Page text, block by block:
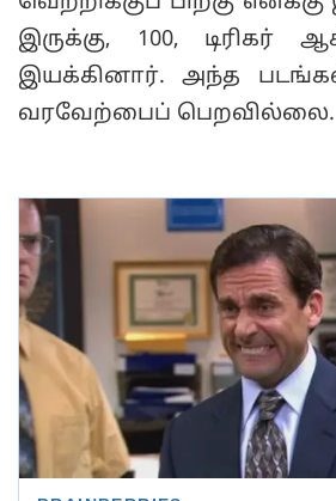
இருக்கு, 100, டிரிகர்
இயக்கினார். அந்த
வரவேற்பைப் பெறவில்லை.